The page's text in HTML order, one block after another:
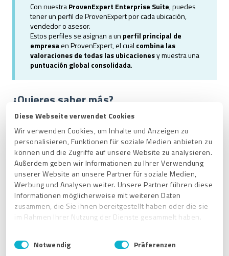
Diese Webseite verwendet Cookies
Wir verwenden Cookies, um Inhalte und Anzeigen zu
personalisieren, Funktionen für soziale Medien anbieten zu
können und die Zugriffe auf unsere Website zu analysieren.
Außerdem geben wir Informationen zu Ihrer Verwendung
unserer Website an unsere Partner für soziale Medien,
Werbung und Analysen weiter. Unsere Partner führen diese
Informationen möglicherweise mit weiteren Daten
zusammen, die Sie ihnen bereitgestellt haben oder die sie
im Rahmen Ihrer Nutzung der Dienste gesammelt haben.
Impressum
Datenschutzbestimmungen
E
i
Notwendig Präferenzen
Con nuestraProvenExpert Enterprise Suite, puedes
tener un perfil de ProvenExpert por cada ubicación,
vendedor o asesor.
Estos perfiles se asignan a un perfil principal de
empresaen ProvenExpert, el cual combina las
valoraciones de todas las ubicacionesy muestra una
puntuación global consolidada.
¿Quieres saber más?
Por favor, contacta con:
Ana Brull
Growth & Country Manager
Correo electrónico:
rubio@provenexpert.com